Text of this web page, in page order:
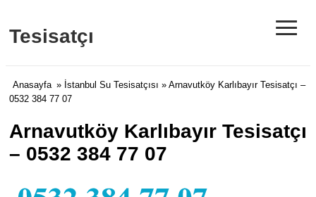
Tesisatçı ≡
Anasayfa » İstanbul Su Tesisatçısı » Arnavutköy Karlıbayır Tesisatçı –
0532 384 77 07
Arnavutköy Karlıbayır Tesisatçı
– 0532 384 77 07